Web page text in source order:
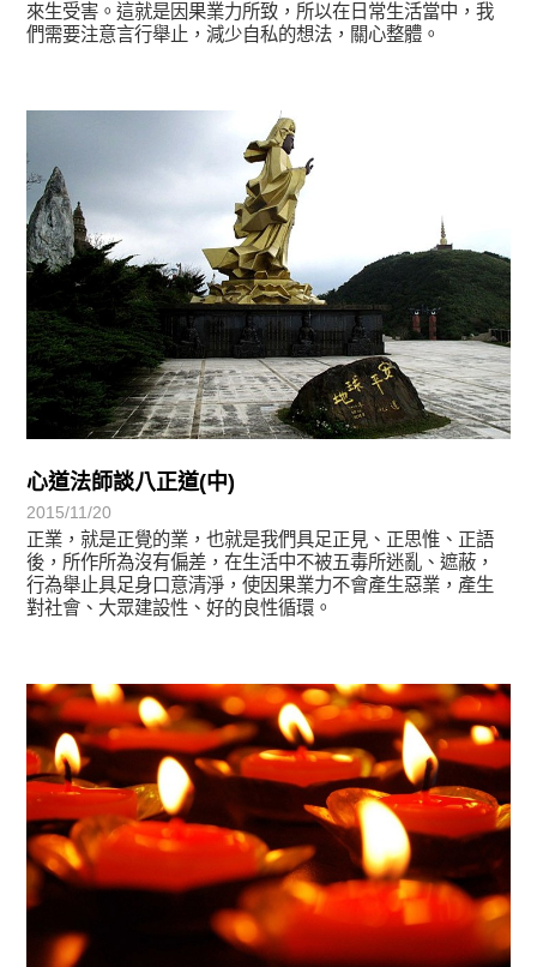
來生受害。這就是因果業力所致，所以在日常生活當中，我
們需要注意言行舉止，減少自私的想法，關心整體。
心道法師談八正道(中)
2015/11/20
正業，就是正覺的業，也就是我們具足正見、正思惟、正語
後，所作所為沒有偏差，在生活中不被五毒所迷亂、遮蔽，
行為舉止具足身口意清淨，使因果業力不會產生惡業，產生
對社會、大眾建設性、好的良性循環。
宗師教育觀